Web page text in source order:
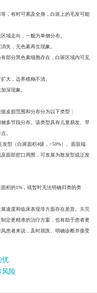
，有时可累及全身，白斑上的毛发可能
域走向，一般为单侧分布。
失，无色素再生现象。
部分黑色素细胞存在，白斑区域内可见
大，边界模糊不清。
深现象。
皮损范围和分布分为以下类型：
多节段分布。该类型具有儿童易发、早
。
型（白斑面积4级，>50%）、面肢端
面部腔口周围，可发展为散发型或泛发
积的1%，或暂时无法明确归类的类
速度和临床表现等方面存在差异。东莞
定更精准的治疗方案，也有助于患者更
患者来说，及时就医、明确诊断并接受
优
风险